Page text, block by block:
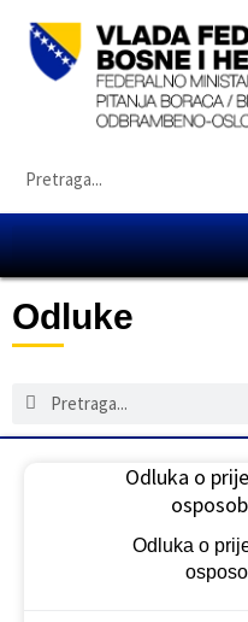
Odluke
Odluka o
Odluka o